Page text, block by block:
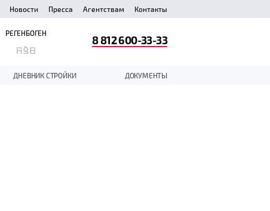
Новости Пресса Агентствам Контакты
ДНЕВНИК СТРОЙКИ ДОКУМЕНТЫ
РЕГЕНБОГЕН
8 812 600-33-33